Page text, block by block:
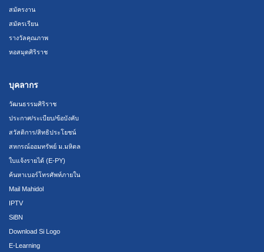
สมัครงาน
สมัครเรียน
รางวัลคุณภาพ
หอสมุดศิริราช
บุคลากร
วัฒนธรรมศิริราช
ประกาศ/ระเบียบ/ข้อบังคับ
สวัสดิการ/สิทธิประโยชน์
สหกรณ์ออมทรัพย์ ม.มหิดล
ใบแจ้งรายได้ (E-PY)
ค้นหาเบอร์โทรศัพท์ภายใน
Mail Mahidol
IPTV
SiBN
Download Si Logo
E-Learning